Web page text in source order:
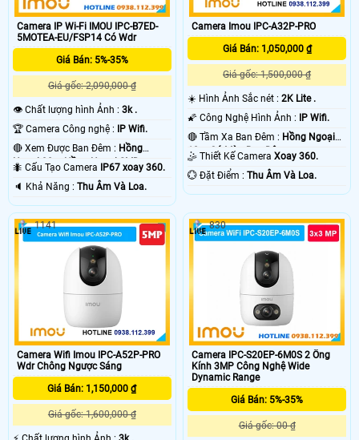
Camera IP Wi-Fi IMOU IPC-B7ED-
5MOTEA-EU/FSP14 Có Wdr
Giá Bán: 5%-35%
Giá gốc: 2,090,000 ₫
👁 Chất lượng hình Ảnh : 3k .
🏆 Camera Công nghệ :
IP Wifi.
🔴 Xem Được Ban Đêm : Hồng
Ngoại 30m Hồng Ngoại SMD.
🐜 Cấu Tạo Camera
IP67 xoay 360.
️🔈 Khả Năng : Thu Âm Và Loa.
Camera Imou IPC-A32P-PRO
Giá Bán: 1,050,000 ₫
Giá gốc: 1,500,000 ₫
☀️ Hình Ảnh Sắc nét :2K Lite .
🌠 Công Nghệ Hình Ảnh :
IP Wifi.
🔴 Tầm Xa Ban Đêm : Hồng Ngoại
10m Có Màu Ban Ðêm.
🤹 Thiết Kế CameraXoay 360.
️💮 Đặt Điểm :Thu Âm Và Loa.
Camera Wifi Imou IPC-A52P-PRO
Wdr Chông Ngược Sáng
Giá Bán: 1,150,000 ₫
Giá gốc: 1,600,000 ₫
1141
Camera IPC-S20EP-6M0S 2 Ống
Kính 3MP Công Nghệ Wide
Dynamic Range
Giá Bán: 5%-35%
Giá gốc: 00 ₫
830